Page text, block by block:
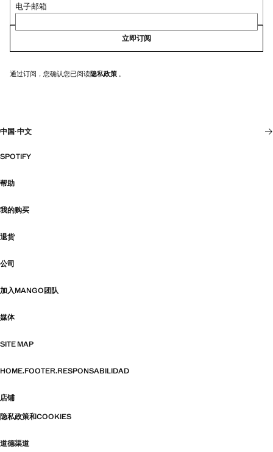
电子邮箱
立即订阅
通过订阅，您确认您已阅读隐私政策
中国·中文
SPOTIFY
帮助
我的购买
退货
公司
加入MANGO团队
媒体
SITE MAP
HOME.FOOTER.RESPONSABILIDAD
店铺
隐私政策和COOKIES
道德渠道